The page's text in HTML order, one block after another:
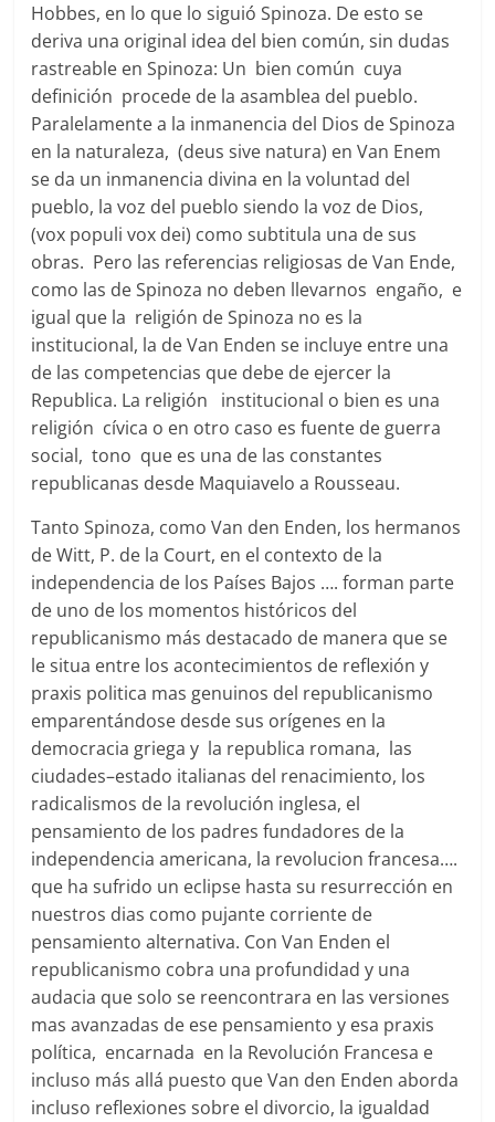
Hobbes, en lo que lo siguió Spinoza. De esto se
deriva una original idea del bien común, sin dudas
rastreable en Spinoza: Un bien común cuya
definición procede de la asamblea del pueblo.
Paralelamente a la inmanencia del Dios de Spinoza
en la naturaleza, (deus sive natura) en Van Enem
se da un inmanencia divina en la voluntad del
pueblo, la voz del pueblo siendo la voz de Dios,
(vox populi vox dei) como subtitula una de sus
obras. Pero las referencias religiosas de Van Ende,
como las de Spinoza no deben llevarnos engaño, e
igual que la religión de Spinoza no es la
institucional, la de Van Enden se incluye entre una
de las competencias que debe de ejercer la
Republica. La religión institucional o bien es una
religión cívica o en otro caso es fuente de guerra
social, tono que es una de las constantes
republicanas desde Maquiavelo a Rousseau.
Tanto Spinoza, como Van den Enden, los hermanos
de Witt, P. de la Court, en el contexto de la
independencia de los Países Bajos …. forman parte
de uno de los momentos históricos del
republicanismo más destacado de manera que se
le situa entre los acontecimientos de reflexión y
praxis politica mas genuinos del republicanismo
emparentándose desde sus orígenes en la
democracia griega y la republica romana, las
ciudades–estado italianas del renacimiento, los
radicalismos de la revolución inglesa, el
pensamiento de los padres fundadores de la
independencia americana, la revolucion francesa….
que ha sufrido un eclipse hasta su resurrección en
nuestros dias como pujante corriente de
pensamiento alternativa. Con Van Enden el
republicanismo cobra una profundidad y una
audacia que solo se reencontrara en las versiones
mas avanzadas de ese pensamiento y esa praxis
política, encarnada en la Revolución Francesa e
incluso más allá puesto que Van den Enden aborda
incluso reflexiones sobre el divorcio, la igualdad